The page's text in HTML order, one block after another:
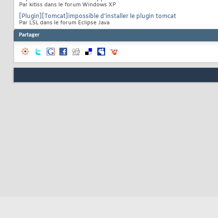
Par kitiss dans le forum Windows XP
[Plugin][Tomcat]impossible d'installer le plugin tomcat
Par LSL dans le forum Eclipse Java
Partager